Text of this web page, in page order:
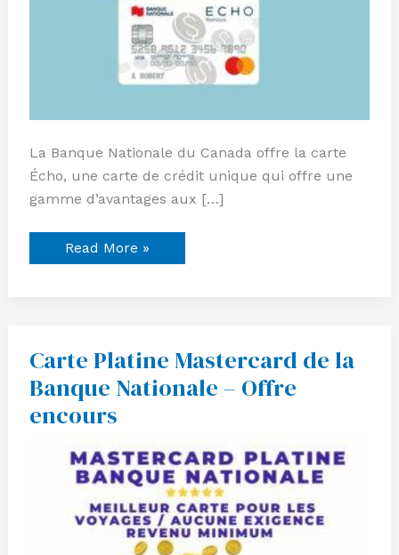
La Banque Nationale du Canada offre la carte
Écho, une carte de crédit unique qui offre une
gamme d’avantages aux […]
Read More »
Carte Platine Mastercard de la
Banque Nationale – Offre
encours
Carte
Platine
Mastercard
de
la
Banque
–
Offre
encours